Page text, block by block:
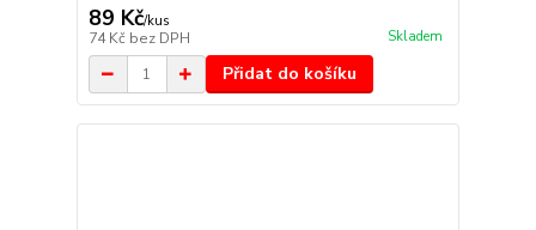
89 Kč/kus
74 Kč bez DPH Skladem
Přidat do košíku